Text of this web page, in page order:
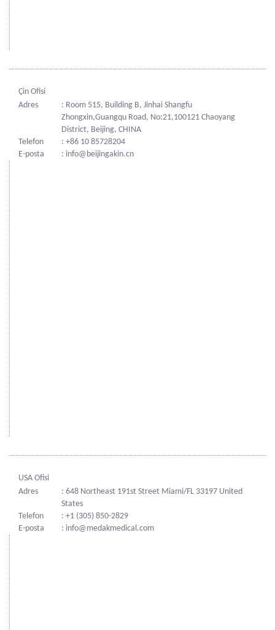
Çin Ofisi
Adres
: Room 515, Building B, Jinhai Shangfu
Zhongxin,Guangqu Road, No:21,100121 Chaoyang
District, Beijing, CHINA
Telefon
: +86 10 85728204
E-posta
: info@beijingakin.cn
USA Ofisi
Adres
: 648 Northeast 191st Street Miami/FL 33197 United
States
Telefon
: +1 (305) 850-2829
E-posta
: info@medakmedical.com